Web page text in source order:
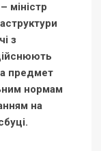
міністр
з
предмет
нормам
на